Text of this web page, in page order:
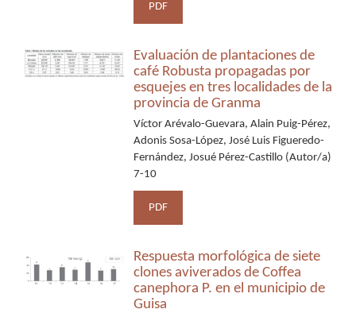
PDF
Evaluación de plantaciones de
café Robusta propagadas por
esquejes en tres localidades de la
provincia de Granma
Víctor Arévalo-Guevara, Alain Puig-Pérez,
Adonis Sosa-López, José Luis Figueredo-
Fernández, Josué Pérez-Castillo (Autor/a)
7-10
PDF
Respuesta morfológica de siete
clones aviverados de Coffea
canephora P. en el municipio de
Guisa